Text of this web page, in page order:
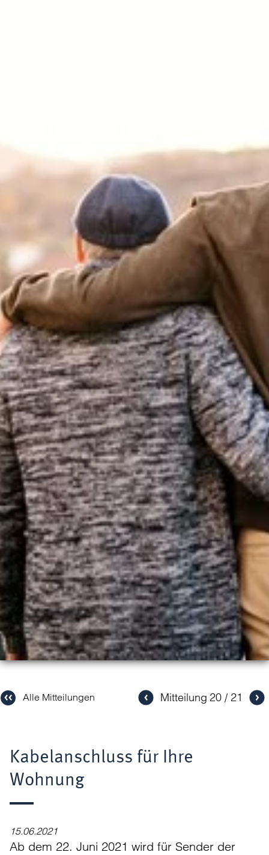
Alle Mitteilungen Mitteilung 20 21
Kabelanschluss für Ihre
Wohnung
15.06.2021
Ab dem 22. Juni 2021 wird für Sender der